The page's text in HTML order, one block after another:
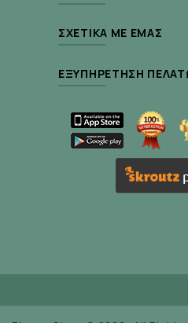
Potassium Citrate
Cymenol:
Φθόριο (0.32% Sodium
Προστασία από την
Εκχύλισμα μύρου
bisabolol και
ΣΧΕΤΙΚΆ ΜΕ ΕΜΆΣ
ΕΞΥΠΗΡΈΤΗΣΗ